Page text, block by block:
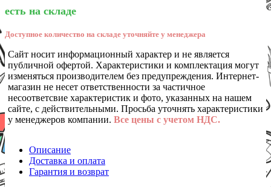
есть на складе
Доступное количество на складе уточняйте у менеджера
Сайт носит информационный характер и не является
публичной офертой. Характеристики и комплектация могут
изменяться производителем без предупреждения. Интернет-
магазин не несет ответственности за частичное
несоответсвие характеристик и фото, указанных на нашем
сайте, с действительными. Просьба уточнять характеристики
у менеджеров компании. Все цены с учетом НДС.
Описание
Доставка и оплата
Гарантия и возврат